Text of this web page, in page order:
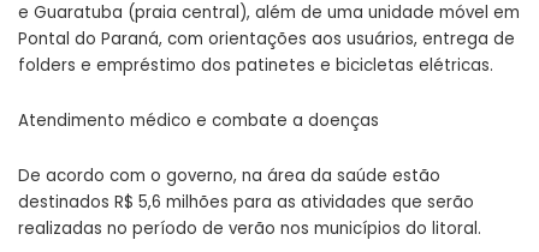
e Guaratuba (praia central), além de uma unidade móvel em
Pontal do Paraná, com orientações aos usuários, entrega de
folders e empréstimo dos patinetes e bicicletas elétricas.
Atendimento médico e combate a doenças
De acordo com o governo, na área da saúde estão
destinados R$ 5,6 milhões para as atividades que serão
realizadas no período de verão nos municípios do litoral.